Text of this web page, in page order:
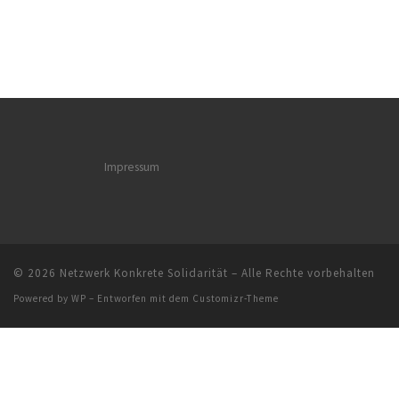
Impressum
© 2026 Netzwerk Konkrete Solidarität – Alle Rechte vorbehalten
Powered by WP – Entworfen mit dem Customizr-Theme